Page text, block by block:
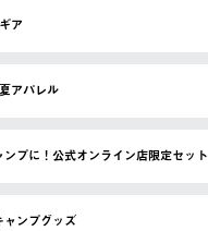
ア
アパレル
ンプに！公式オンライン店限定セット
ンプグッズ